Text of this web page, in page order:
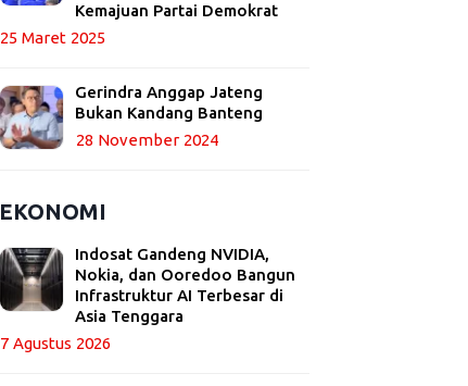
Kemajuan Partai Demokrat
25 Maret 2025
Gerindra Anggap Jateng
Bukan Kandang Banteng
28 November 2024
EKONOMI
Indosat Gandeng NVIDIA,
Nokia, dan Ooredoo Bangun
Infrastruktur AI Terbesar di
Asia Tenggara
7 Agustus 2026